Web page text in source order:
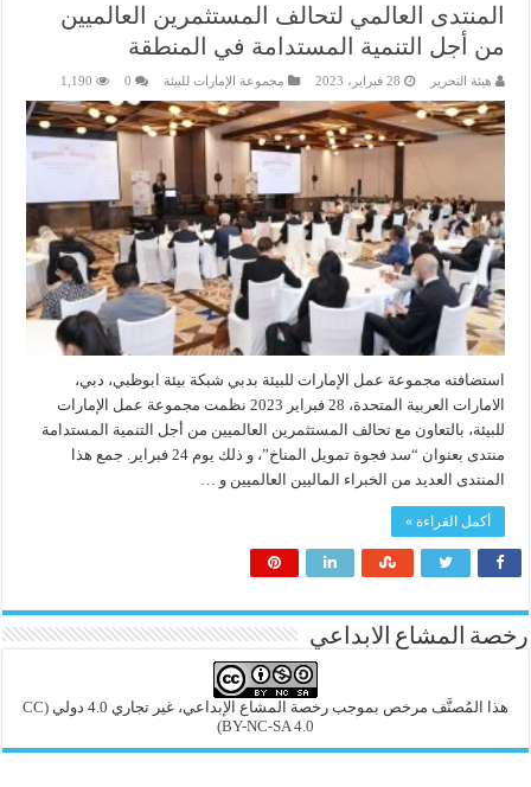
المنتدى العالمي لتحالف المستثمرين العالميين
من أجل التنمية المستدامة في المنطقة
هيئة التحرير 28 فبراير، 2023 مجموعة الإمارات للبيئة 0
1,190
استضافته مجموعة عمل الإمارات للبيئة بدبي شبكة بيئة ابوظبي، دبي،
الامارات العربية المتحدة، 28 فبراير 2023 نظمت مجموعة عمل الإمارات
للبيئة، بالتعاون مع تحالف المستثمرين العالميين من أجل التنمية المستدامة
منتدى بعنوان “سد فجوة تمويل المناخ”، و ذلك يوم 24 فبراير. جمع هذا
المنتدى العديد من الخبراء الماليين العالميين و …
أكمل القراءة »
رخصة المشاع الابداعي
هذا المُصنَّف مرخص بموجب رخصة المشاع الإبداعي، غير تجاري 4.0 دولي
(CC
BY-NC-SA 4.0)